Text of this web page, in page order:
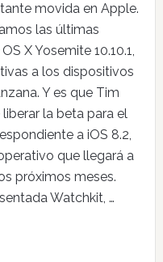
movida en Apple.
las últimas
X Yosemite 10.10.1,
a los dispositivos
Y es que Tim
la beta para el
a iOS 8.2,
que llegará a
próximos meses.
Watchkit, …